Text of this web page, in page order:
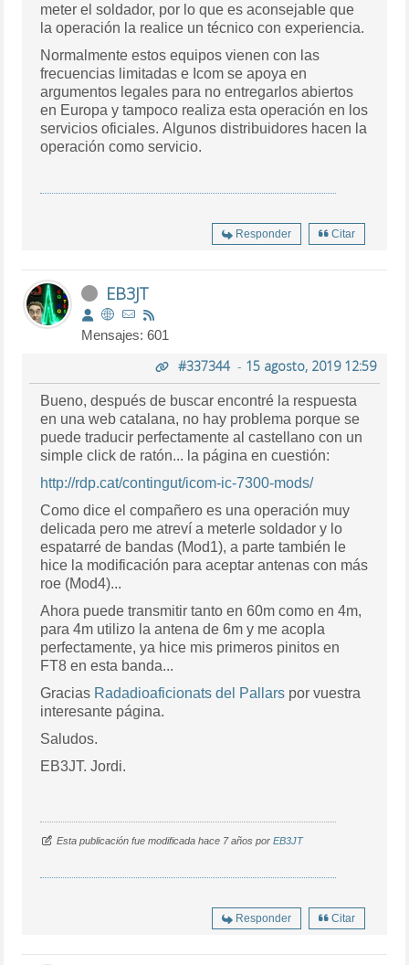
meter el soldador, por lo que es aconsejable que
la operación la realice un técnico con experiencia.
Normalmente estos equipos vienen con las
frecuencias limitadas e Icom se apoya en
argumentos legales para no entregarlos abiertos
en Europa y tampoco realiza esta operación en los
servicios oficiales. Algunos distribuidores hacen la
operación como servicio.
Responder Citar
EB3JT
Mensajes: 601
#337344- 15 agosto, 2019 12:59
Bueno, después de buscar encontré la respuesta
en una web catalana, no hay problema porque se
puede traducir perfectamente al castellano con un
simple click de ratón... la página en cuestión:
http://rdp.cat/contingut/icom-ic-7300-mods/
Como dice el compañero es una operación muy
delicada pero me atreví a meterle soldador y lo
espatarré de bandas (Mod1), a parte también le
hice la modificación para aceptar antenas con más
roe (Mod4)...
Ahora puede transmitir tanto en 60m como en 4m,
para 4m utilizo la antena de 6m y me acopla
perfectamente, ya hice mis primeros pinitos en
FT8 en esta banda...
Gracias Radadioaficionats del Pallars por vuestra
interesante página.
Saludos.
EB3JT. Jordi.
Esta publicación fue modificada hace 7 años porEB3JT
Responder Citar